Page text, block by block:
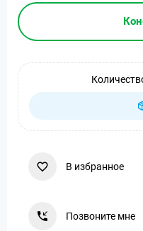
В избранное
Позвоните мне